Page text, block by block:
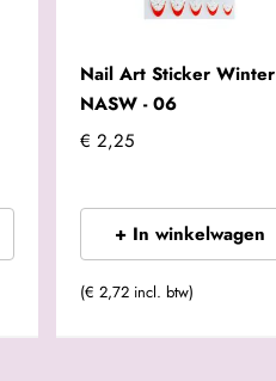
Nail Art Sticker Winter
NASW - 06
€ 2,25
+ In winkelwagen
(€ 2,72 incl. btw)